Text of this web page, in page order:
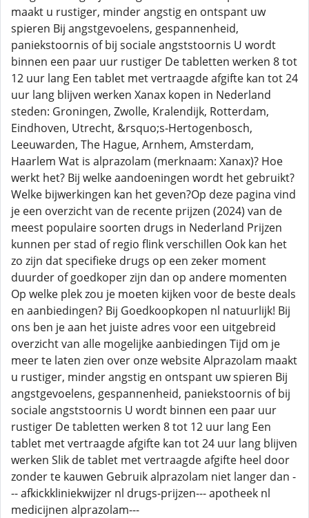
maakt u rustiger, minder angstig en ontspant uw
spieren Bij angstgevoelens, gespannenheid,
paniekstoornis of bij sociale angststoornis U wordt
binnen een paar uur rustiger De tabletten werken 8 tot
12 uur lang Een tablet met vertraagde afgifte kan tot 24
uur lang blijven werken Xanax kopen in Nederland
steden: Groningen, Zwolle, Kralendijk, Rotterdam,
Eindhoven, Utrecht, &rsquo;s-Hertogenbosch,
Leeuwarden, The Hague, Arnhem, Amsterdam,
Haarlem Wat is alprazolam (merknaam: Xanax)? Hoe
werkt het? Bij welke aandoeningen wordt het gebruikt?
Welke bijwerkingen kan het geven?Op deze pagina vind
je een overzicht van de recente prijzen (2024) van de
meest populaire soorten drugs in Nederland Prijzen
kunnen per stad of regio flink verschillen Ook kan het
zo zijn dat specifieke drugs op een zeker moment
duurder of goedkoper zijn dan op andere momenten
Op welke plek zou je moeten kijken voor de beste deals
en aanbiedingen? Bij Goedkoopkopen nl natuurlijk! Bij
ons ben je aan het juiste adres voor een uitgebreid
overzicht van alle mogelijke aanbiedingen Tijd om je
meer te laten zien over onze website Alprazolam maakt
u rustiger, minder angstig en ontspant uw spieren Bij
angstgevoelens, gespannenheid, paniekstoornis of bij
sociale angststoornis U wordt binnen een paar uur
rustiger De tabletten werken 8 tot 12 uur lang Een
tablet met vertraagde afgifte kan tot 24 uur lang blijven
werken Slik de tablet met vertraagde afgifte heel door
zonder te kauwen Gebruik alprazolam niet langer dan -
-- afkickkliniekwijzer nl drugs-prijzen--- apotheek nl
medicijnen alprazolam---